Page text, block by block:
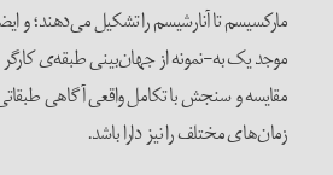
مارکسیسم تا آنارشیسم را تشکیل می‌دهند؛ و ایضاً،
موجد یک به-نمونه‌‌ از جهان‌بینی طبقه‌ی کارگر
مقایسه و سنجش با تکامل واقعی آگاهی طبقاتی در
زمان‌های مختلف را نیز دارا باشد.